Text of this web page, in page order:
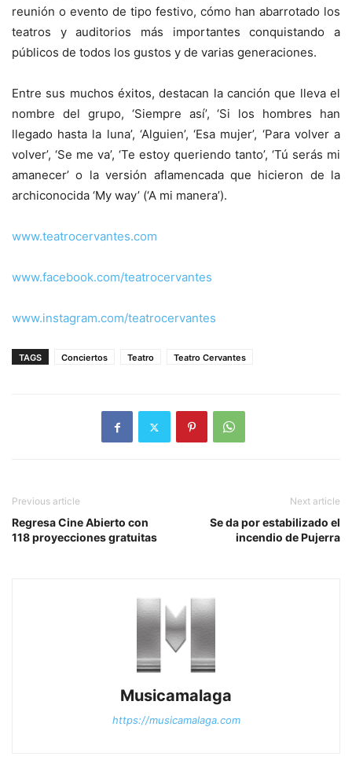
reunión o evento de tipo festivo, cómo han abarrotado los
teatros y auditorios más importantes conquistando a
públicos de todos los gustos y de varias generaciones.
Entre sus muchos éxitos, destacan la canción que lleva el
nombre del grupo, ‘Siempre así’, ‘Si los hombres han
llegado hasta la luna’, ‘Alguien’, ‘Esa mujer’, ‘Para volver a
volver’, ‘Se me va’, ‘Te estoy queriendo tanto’, ‘Tú serás mi
amanecer’ o la versión aflamencada que hicieron de la
archiconocida ‘My way’ (‘A mi manera’).
www.teatrocervantes.com
www.facebook.com/teatrocervantes
www.instagram.com/teatrocervantes
TAGS Conciertos Teatro Teatro Cervantes
Previous article
Regresa Cine Abierto con
118 proyecciones gratuitas
Next article
Se da por estabilizado el
incendio de Pujerra
Musicamalaga
https://musicamalaga.com